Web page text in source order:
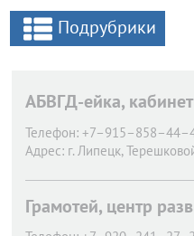
Подрубрики
АБВГД-ейка,
Телефон:
Адрес: г. Липецк,
Грамотей, центр